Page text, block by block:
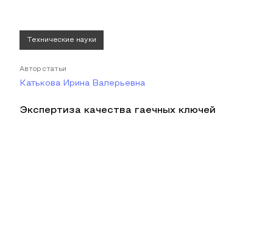
Технические науки
Автор статьи
Катькова Ирина Валерьевна
Экспертиза качества гаечных ключей